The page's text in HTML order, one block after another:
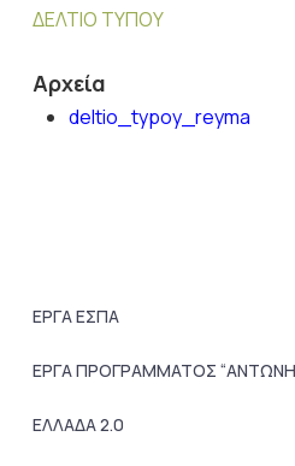
ΔΕΛΤΙΟ ΤΥΠΟΥ
Αρχεία
deltio_typoy_reyma
ΕΡΓΑ ΕΣΠΑ
ΕΡΓΑ ΠΡΟΓΡΑΜΜΑΤΟΣ
ΕΛΛΑΔΑ 2.0